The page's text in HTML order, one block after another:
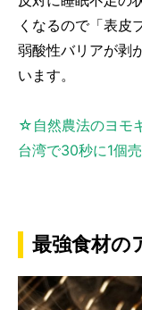
くなるので「表皮
弱酸性バリアが剥
います。
☆自然農法のヨモ
台湾で30秒に1個
最強食材の